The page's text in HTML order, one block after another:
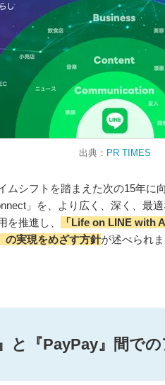
出典： PR TIMES
ムシフトを踏まえた次の15年に
」を、より広く、深く、最
を推進し、
「Life on LINE with
の実現をめざす方針が述べられま
と『PayPay』間での